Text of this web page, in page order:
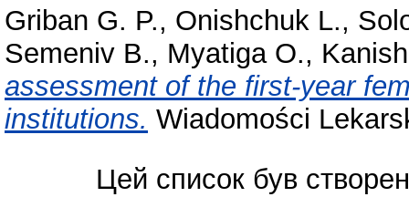
Griban G. P., Onishchuk L.,
Semeniv B., Myatiga O.,
assessment of the first-year
institutions. Wiadomości
Цей список був